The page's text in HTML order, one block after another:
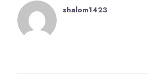
shalom1423